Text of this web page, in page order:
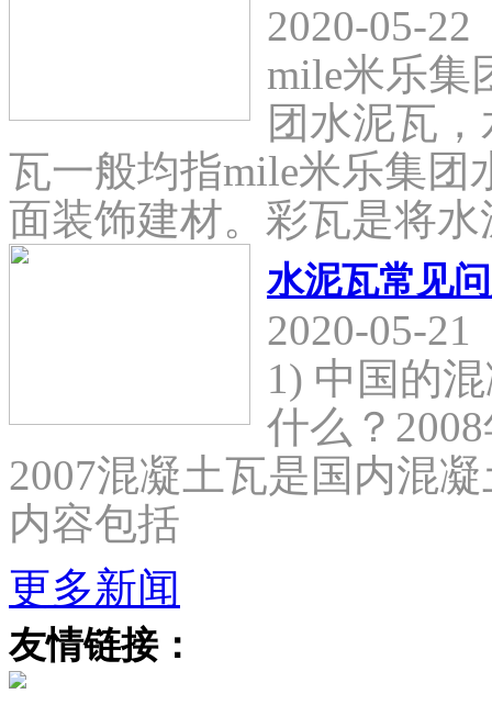
2020-05-22
mile米乐集
团水泥瓦
瓦一般均指mile米乐集团
面装饰建材。彩瓦是将
水泥瓦常见
2020-05-21
1) 中国的
什么？
2007混凝土瓦是国内混
内容包括
更多新闻
友情链接：